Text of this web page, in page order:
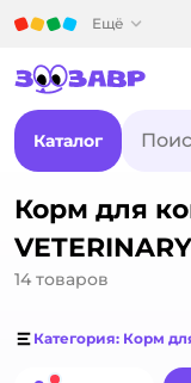
Ещё
Каталог
Корм для
VETERINARY
14 товаров
Категория: Корм